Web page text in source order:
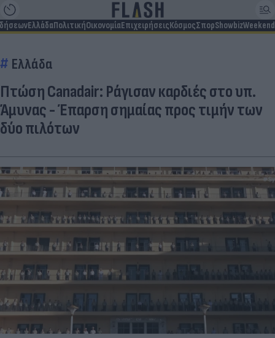
ΕλλάδαΠολιτικήΟικονομίαΕπιχειρήσειςΚόσμοςΣπορShowbizWeekend
Ελλάδα
Πτώση Canadair: Ράγισαν καρδιές στο υπ.
Άμυνας - Έπαρση σημαίας προς τιμήν των
δύο πιλότων